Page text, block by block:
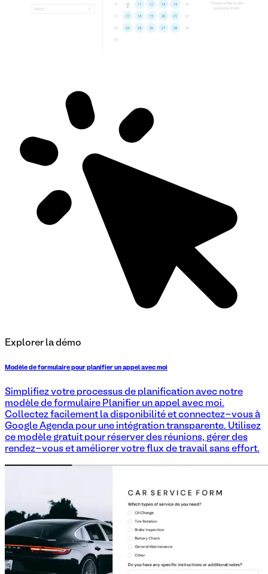
Explorer la démo
Modèle de formulaire pour planifier un appel avec moi
Simplifiez votre processus de planification avec notre
modèle de formulaire Planifier un appel avec moi.
Collectez facilement la disponibilité et connectez-vous à
Google Agenda pour une intégration transparente. Utilisez
ce modèle gratuit pour réserver des réunions, gérer des
rendez-vous et améliorer votre flux de travail sans effort.